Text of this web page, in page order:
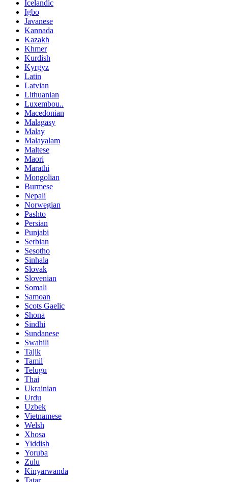
Icelandic
Igbo
Javanese
Kannada
Kazakh
Khmer
Kurdish
Kyrgyz
Latin
Latvian
Lithuanian
Luxembou..
Macedonian
Malagasy
Malay
Malayalam
Maltese
Maori
Marathi
Mongolian
Burmese
Nepali
Norwegian
Pashto
Persian
Punjabi
Serbian
Sesotho
Sinhala
Slovak
Slovenian
Somali
Samoan
Scots Gaelic
Shona
Sindhi
Sundanese
Swahili
Tajik
Tamil
Telugu
Thai
Ukrainian
Urdu
Uzbek
Vietnamese
Welsh
Xhosa
Yiddish
Yoruba
Zulu
Kinyarwanda
Tatar